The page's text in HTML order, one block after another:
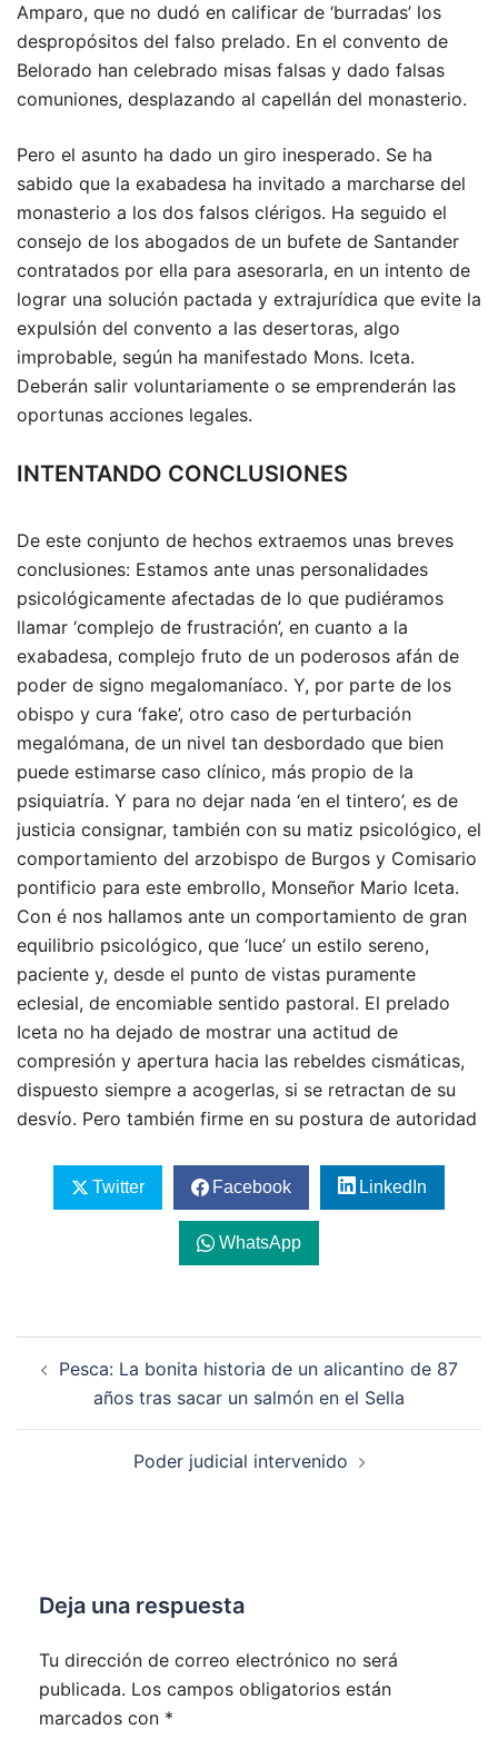
Amparo, que no dudó en calificar de ‘burradas’ los
despropósitos del falso prelado. En el convento de
Belorado han celebrado misas falsas y dado falsas
comuniones, desplazando al capellán del monasterio.
Pero el asunto ha dado un giro inesperado. Se ha
sabido que la exabadesa ha invitado a marcharse del
monasterio a los dos falsos clérigos. Ha seguido el
consejo de los abogados de un bufete de Santander
contratados por ella para asesorarla, en un intento de
lograr una solución pactada y extrajurídica que evite la
expulsión del convento a las desertoras, algo
improbable, según ha manifestado Mons. Iceta.
Deberán salir voluntariamente o se emprenderán las
oportunas acciones legales.
INTENTANDO CONCLUSIONES
De este conjunto de hechos extraemos unas breves
conclusiones: Estamos ante unas personalidades
psicológicamente afectadas de lo que pudiéramos
llamar ‘complejo de frustración’, en cuanto a la
exabadesa, complejo fruto de un poderosos afán de
poder de signo megalomaníaco. Y, por parte de los
obispo y cura ‘fake’, otro caso de perturbación
megalómana, de un nivel tan desbordado que bien
puede estimarse caso clínico, más propio de la
psiquiatría. Y para no dejar nada ‘en el tintero’, es de
justicia consignar, también con su matiz psicológico, el
comportamiento del arzobispo de Burgos y Comisario
pontificio para este embrollo, Monseñor Mario Iceta.
Con é nos hallamos ante un comportamiento de gran
equilibrio psicológico, que ‘luce’ un estilo sereno,
paciente y, desde el punto de vistas puramente
eclesial, de encomiable sentido pastoral. El prelado
Iceta no ha dejado de mostrar una actitud de
compresión y apertura hacia las rebeldes cismáticas,
dispuesto siempre a acogerlas, si se retractan de su
desvío. Pero también firme en su postura de autoridad
Twitter Facebook LinkedIn
WhatsApp
de
entradas
Pesca: La bonita historia de un alicantino de 87
años tras sacar un salmón en el Sella
Poder judicial intervenido
Deja una respuesta
Tu dirección de correo electrónico no será
publicada. Los campos obligatorios están
marcados con *